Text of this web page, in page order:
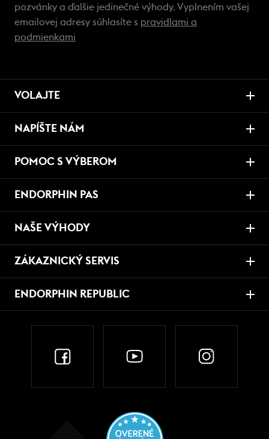
pozvánky a ďalšie jedinečné výhody. Vyplnením vašej
emailovej adresy súhlasíte s pravidlami a
podmienkami
VOLAJTE
NAPÍŠTE NÁM
POMOC S VÝBEROM
ENDORPHIN PAS
NAŠE VÝHODY
ZÁKAZNICKÝ SERVIS
ENDORPHIN REPUBLIC